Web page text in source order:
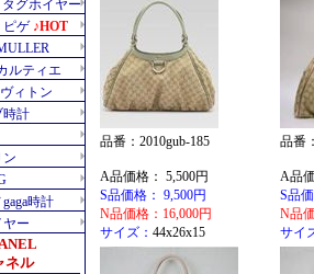
品番：2010gub-185
A品価格： 5,500円
S品価格： 9,500円
N品価格：16,000円
サイズ： 44x26x15
品番
A品
S品
N品
サイ